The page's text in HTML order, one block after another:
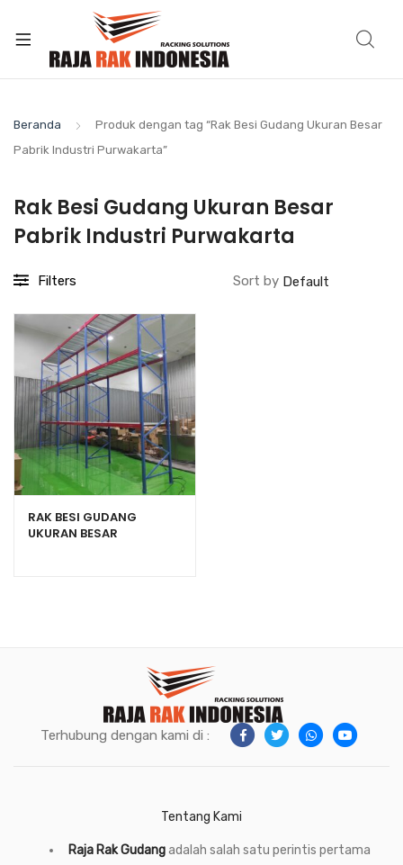
Beranda
Produk dengan tag “Rak Besi Gudang Ukuran Besar
Pabrik Industri Purwakarta”
Rak Besi Gudang Ukuran Besar
Pabrik Industri Purwakarta
Filters Sort by
RAK BESI GUDANG
UKURAN BESAR
Terhubung dengan kami di :
Tentang Kami
Raja Rak Gudangadalah salah satu perintis pertama